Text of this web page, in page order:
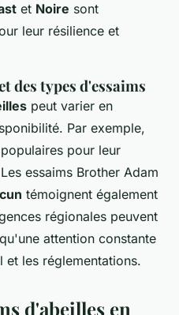
et Noire sont
leur résilience et
des types d'essaims
peut varier en
Par exemple,
pour leur
essaims Brother Adam
témoignent également
régionales peuvent
attention constante
les réglementations.
d'abeilles en